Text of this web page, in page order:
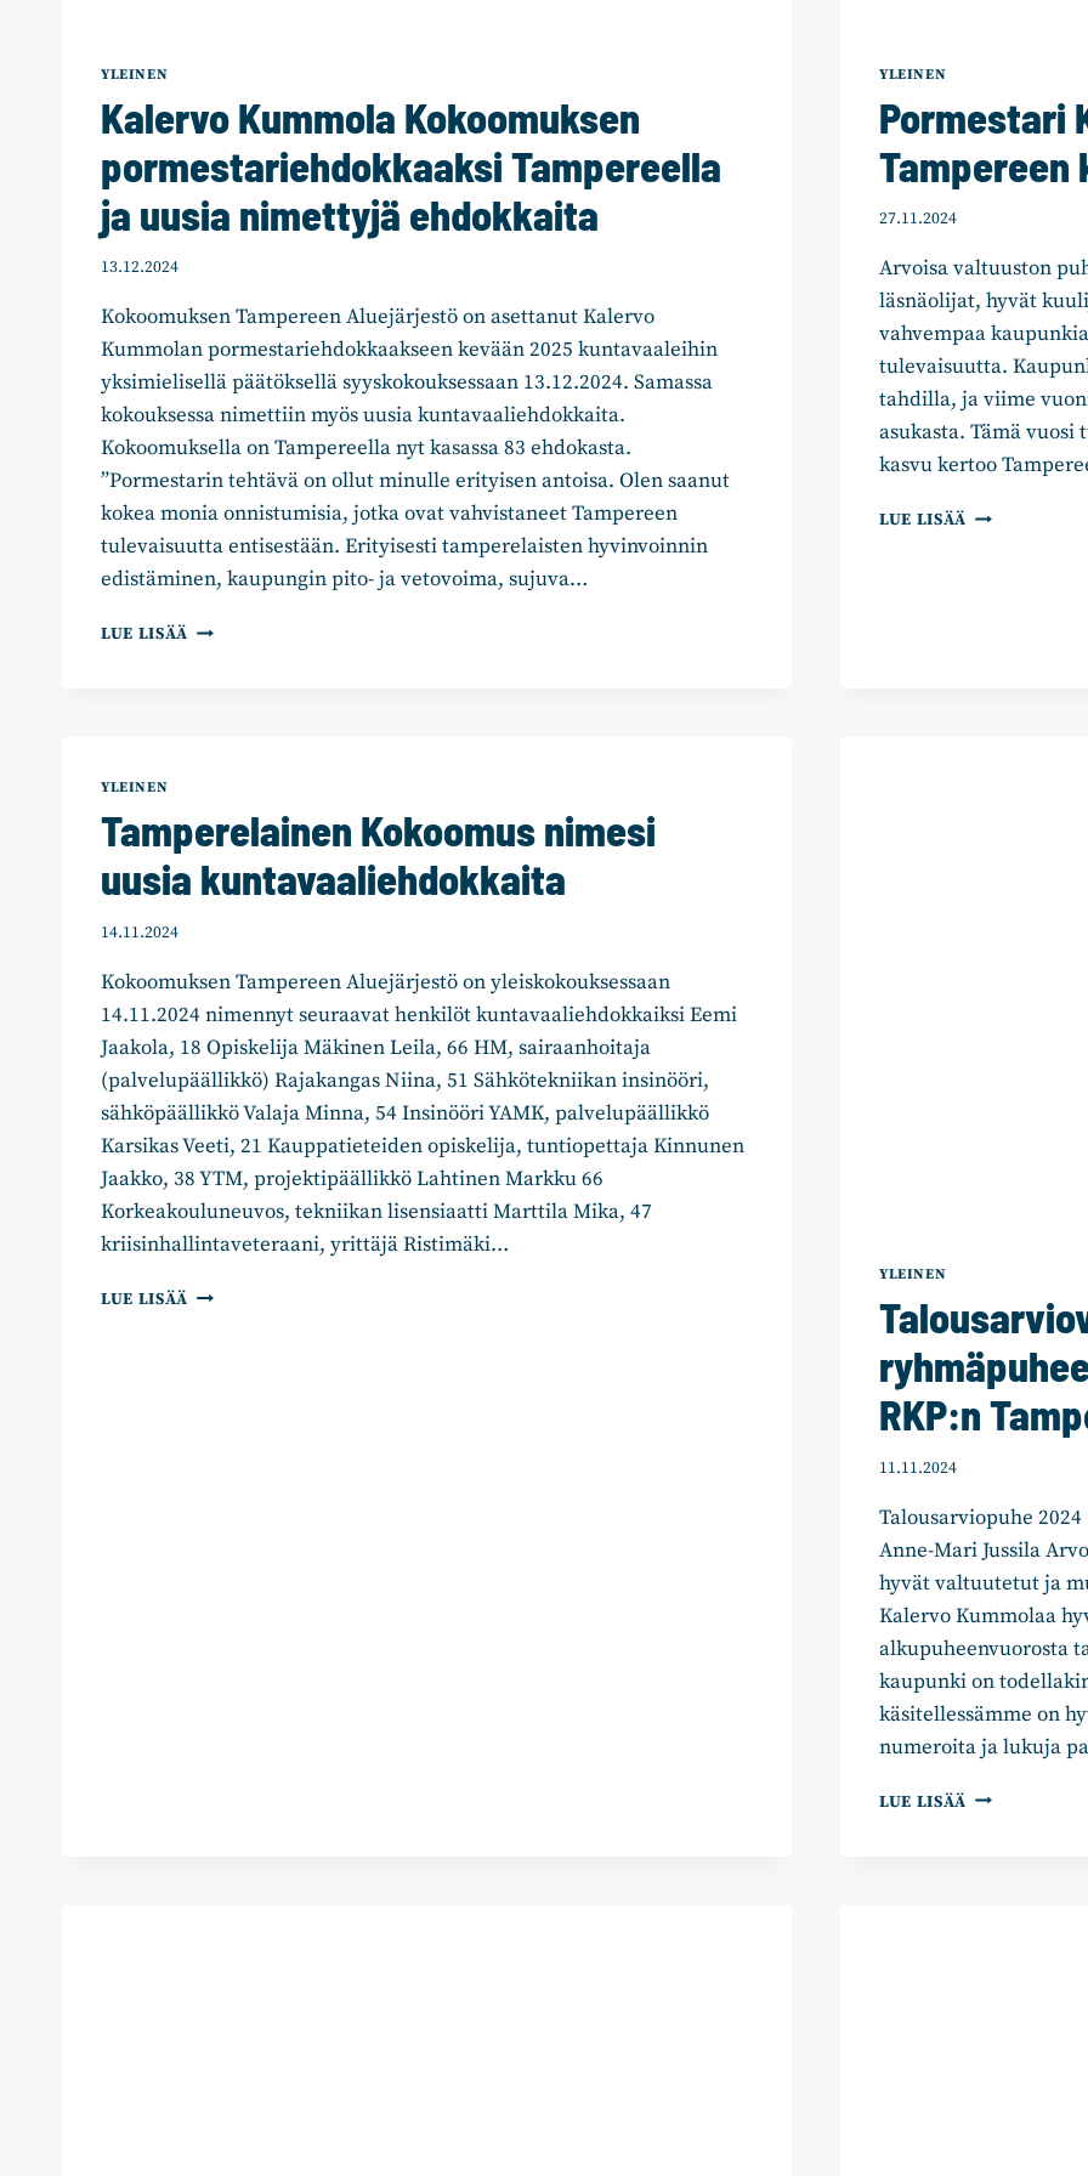
YLEINEN
Kalervo Kummola Kokoomuksen
pormestariehdokkaaksi Tampereella
ja uusia nimettyjä ehdokkaita
13.12.2024
Kokoomuksen Tampereen Aluejärjestö on asettanut Kalervo
Kummolan pormestariehdokkaakseen kevään 2025 kuntavaaleihin
yksimielisellä päätöksellä syyskokouksessaan 13.12.2024. Samassa
kokouksessa nimettiin myös uusia kuntavaaliehdokkaita.
Kokoomuksella on Tampereella nyt kasassa 83 ehdokasta.
”Pormestarin tehtävä on ollut minulle erityisen antoisa. Olen saanut
kokea monia onnistumisia, jotka ovat vahvistaneet Tampereen
tulevaisuutta entisestään. Erityisesti tamperelaisten hyvinvoinnin
edistäminen, kaupungin pito- ja vetovoima, sujuva…
LUE LISÄÄ KALERVO
EHDOKKAITA
YLEINEN
Pormestari
27.11.2024
Arvoisa valtuuston
läsnäolijat, hyvät
vahvempaa
tulevaisuutta.
tahdilla, ja viime
asukasta. Tämä vuosi
kasvu kertoo
LUE LISÄÄ PORMESTARI
YLEINEN
Tamperelainen Kokoomus nimesi
uusia kuntavaaliehdokkaita
14.11.2024
Kokoomuksen Tampereen Aluejärjestö on yleiskokouksessaan
14.11.2024 nimennyt seuraavat henkilöt kuntavaaliehdokkaiksi Eemi
Jaakola, 18 Opiskelija Mäkinen Leila, 66 HM, sairaanhoitaja
(palvelupäällikkö) Rajakangas Niina, 51 Sähkötekniikan insinööri,
sähköpäällikkö Valaja Minna, 54 Insinööri YAMK, palvelupäällikkö
Karsikas Veeti, 21 Kauppatieteiden opiskelija, tuntiopettaja Kinnunen
Jaakko, 38 YTM, projektipäällikkö Lahtinen Markku 66
Korkeakouluneuvos, tekniikan lisensiaatti Marttila Mika, 47
kriisinhallintaveteraani, yrittäjä Ristimäki…
LUE LISÄÄ TAMPERELAINEN
YLEINEN
RKP:n
11.11.2024
Talousarviopuhe
Anne-Mari Jussila
hyvät valtuutetut ja
Kalervo Kummolaa
alkupuheenvuorosta
kaupunki on
käsitellessämme on
numeroita ja lukuja
LUE LISÄÄ